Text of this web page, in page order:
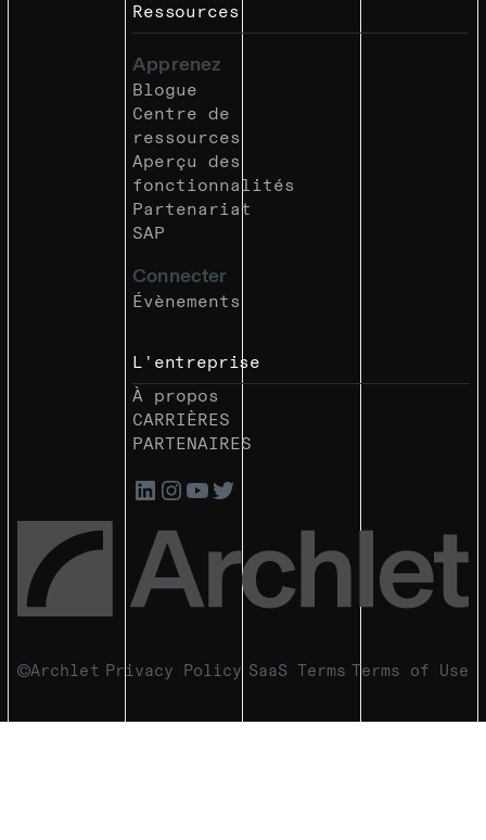
Ressources
Apprenez
Blogue
Centre de
ressources
Aperçu des
fonctionnalités
Partenariat
SAP
Connecter
Évènements
L'entreprise
À propos
CARRIÈRES
PARTENAIRES
Archlet Privacy Policy SaaS Terms Terms of Use